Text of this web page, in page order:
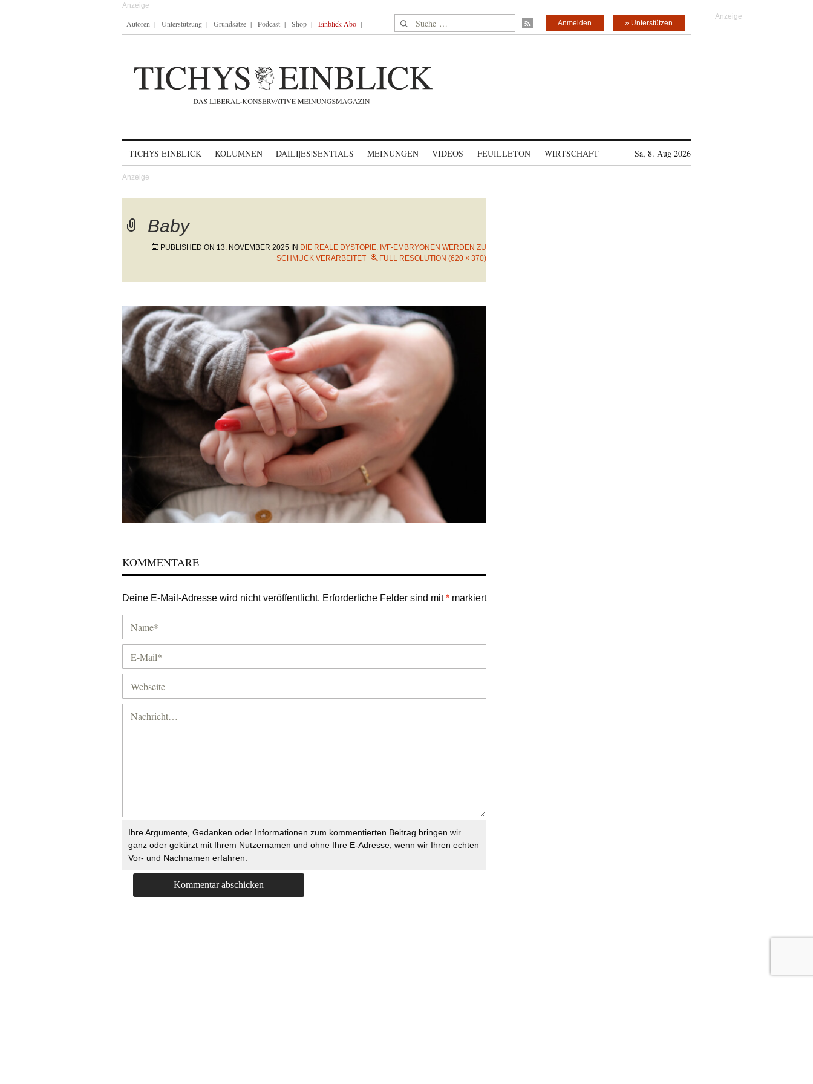
Autoren Unterstützung Grundsätze Podcast Shop Einblick-Abo Suche nach: » Unterstützen
Anmelden
TICHYS EINBLICK KOLUMNEN DAILI|ES|SENTIALS MEINUNGEN VIDEOS FEUILLETON WIRTSCHAFT Sa, 8. Aug 2026
Baby
PUBLISHED ON 13. NOVEMBER 2025 IN DIE REALE DYSTOPIE: IVF-EMBRYONEN WERDEN ZU
SCHMUCK VERARBEITET
FULL RESOLUTION (620 × 370)
KOMMENTARE
Deine E-Mail-Adresse wird nicht veröffentlicht. Erforderliche Felder sind mit* markiert
Ihre Argumente, Gedanken oder Informationen zum kommentierten Beitrag bringen wir
ganz oder gekürzt mit Ihrem Nutzernamen und ohne Ihre E-Adresse, wenn wir Ihren echten
Vor- und Nachnamen erfahren.